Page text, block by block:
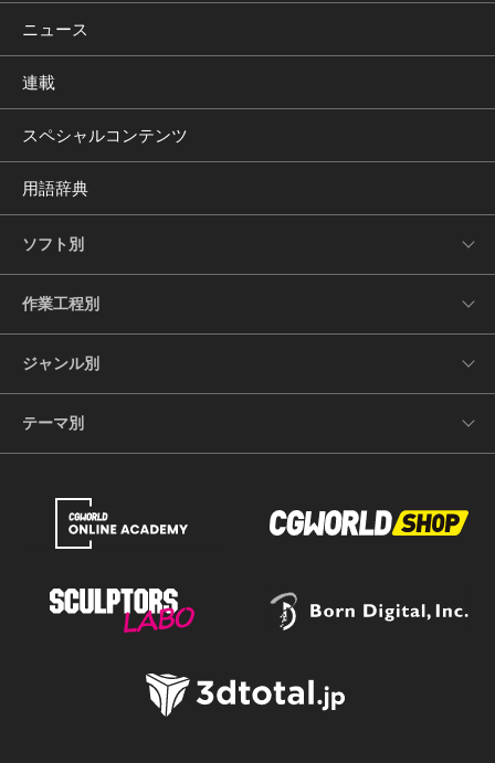
ニュース
連載
スペシャルコンテンツ
用語辞典
ソフト別
作業工程別
ジャンル別
テーマ別